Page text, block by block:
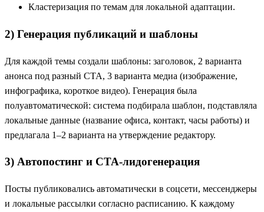
Кластеризация по темам для локальной адаптации.
2) Генерация публикаций и шаблоны
Для каждой темы создали шаблоны: заголовок, 2 варианта
анонса под разный CTA, 3 варианта медиа (изображение,
инфографика, короткое видео). Генерация была
полуавтоматической: система подбирала шаблон, подставляла
локальные данные (название офиса, контакт, часы работы) и
предлагала 1–2 варианта на утверждение редактору.
3) Автопостинг и CTA‑лидогенерация
Посты публиковались автоматически в соцсети, мессенджеры
и локальные рассылки согласно расписанию. К каждому